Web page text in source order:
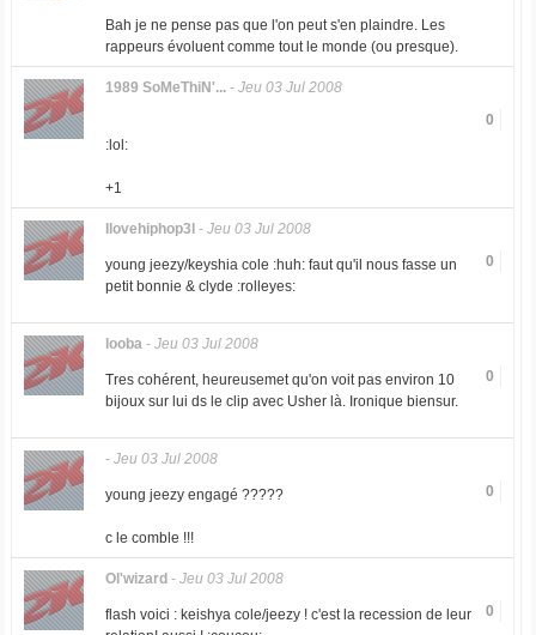
Bah je ne pense pas que l'on peut s'en plaindre. Les
rappeurs évoluent comme tout le monde (ou presque).
1989 SoMeThiN'...- Jeu 03 Jul 2008
0
:lol:
+1
Ilovehiphop3l - Jeu 03 Jul 2008
0
young jeezy/keyshia cole :huh: faut qu'il nous fasse un
petit bonnie & clyde :rolleyes:
looba- Jeu 03 Jul 2008
0
Tres cohérent, heureusemet qu'on voit pas environ 10
bijoux sur lui ds le clip avec Usher là. Ironique biensur.
- Jeu 03 Jul 2008
0
young jeezy engagé ?????
c le comble !!!
Ol'wizard - Jeu 03 Jul 2008
0
flash voici : keishya cole/jeezy ! c'est la recession de leur